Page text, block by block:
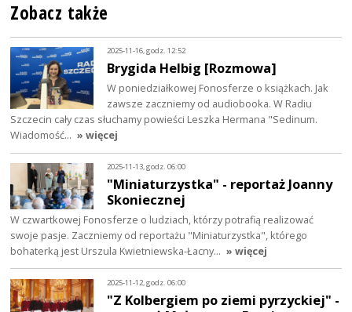
Zobacz także
2025-11-16, godz. 12:52
Brygida Helbig [Rozmowa]
W poniedziałkowej Fonosferze o książkach. Jak
zawsze zaczniemy od audiobooka. W Radiu
Szczecin cały czas słuchamy powieści Leszka Hermana "Sedinum.
Wiadomość… » więcej
2025-11-13, godz. 06:00
"Miniaturzystka" - reportaż Joanny
Skoniecznej
W czwartkowej Fonosferze o ludziach, którzy potrafią realizować
swoje pasje. Zaczniemy od reportażu "Miniaturzystka", którego
bohaterką jest Urszula Kwietniewska-Łacny… » więcej
2025-11-12, godz. 06:00
"Z Kolbergiem po ziemi pyrzyckiej" -